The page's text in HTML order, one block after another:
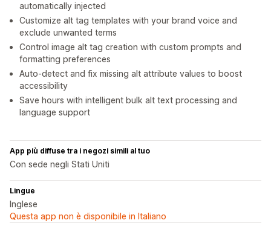
automatically injected
Customize alt tag templates with your brand voice and
exclude unwanted terms
Control image alt tag creation with custom prompts and
formatting preferences
Auto-detect and fix missing alt attribute values to boost
accessibility
Save hours with intelligent bulk alt text processing and
language support
App più diffuse tra i negozi simili al tuo
Con sede negli Stati Uniti
Lingue
Inglese
Questa app non è disponibile in Italiano